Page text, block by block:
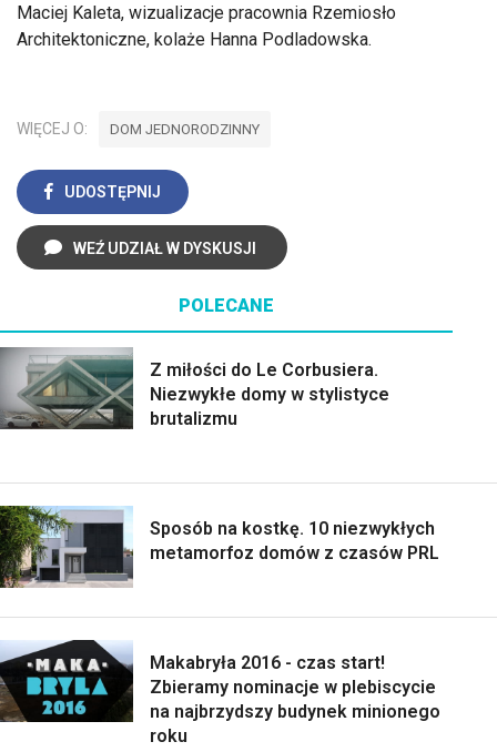
Maciej Kaleta, wizualizacje pracownia Rzemiosło
Architektoniczne, kolaże Hanna Podladowska.
WIĘCEJ O: DOM JEDNORODZINNY
UDOSTĘPNIJ
WEŹ UDZIAŁ W DYSKUSJI
POLECANE
Z miłości do Le Corbusiera.
Niezwykłe domy w stylistyce
brutalizmu
Sposób na kostkę. 10 niezwykłych
metamorfoz domów z czasów PRL
Makabryła 2016 - czas start!
Zbieramy nominacje w plebiscycie
na najbrzydszy budynek minionego
roku